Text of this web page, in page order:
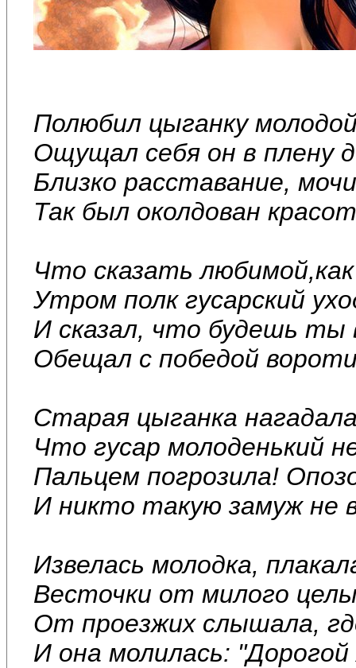
Полюбил цыганку
Ощущал себя он в плену
Близко расставание,
Так был околдован
Что сказать
Утром полк гусарский
И сказал, что будешь ты
Обещал с победой
Старая цыганка
Что гусар молоденький
Пальцем погрозила!
И никто такую замуж не
Извелась молодка,
Весточки от милого
От проезжих слышала,
И она молилась: